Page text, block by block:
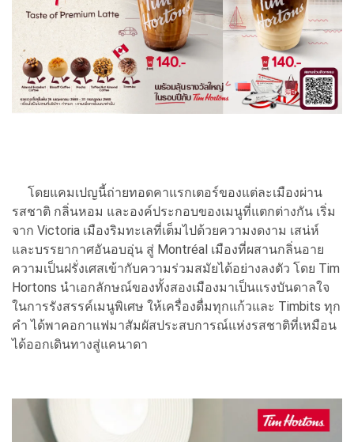
โดยแคมเปญนี้ถ่ายทอดคาแรกเตอร์ของแต่ละเมืองผ่าน
รสชาติ กลิ่นหอม และองค์ประกอบของเมนูที่แตกต่างกัน เริ่ม
จาก Victoria เมืองริมทะเลที่เต็มไปด้วยความงดงาม เสน่ห์
และบรรยากาศอันอบอุ่น สู่ Montréal เมืองที่ผสานกลิ่นอาย
ความเป็นฝรั่งเศสเข้ากับความร่วมสมัยได้อย่างลงตัว โดย Tim
Hortons นำเอกลักษณ์ของทั้งสองเมืองมาเป็นแรงบันดาลใจ
ในการรังสรรค์เมนูพิเศษ ให้เครื่องดื่มทุกแก้วและ Timbits ทุก
คำ ได้พาคอกาแฟมาสัมผัสประสบการณ์แห่งรสชาติที่เหมือน
ได้ออกเดินทางสู่แคนาดา